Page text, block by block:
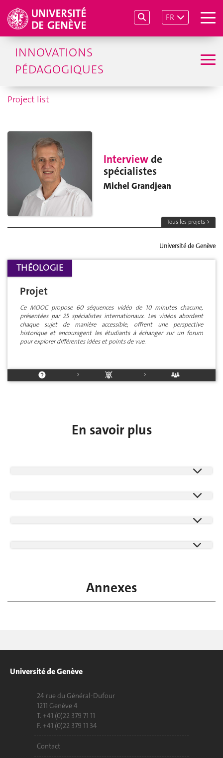
FR
INNOVATIONS
PÉDAGOGIQUES
Project list
Interviewde
spécialistes
Michel Grandjean
Tous les projets >
Université de Genève
THÉOLOGIE
Projet
Ce MOOC propose 60 séquences vidéo de 10 minutes chacune,
présentées par 25 spécialistes internationaux. Les vidéos abordent
chaque sujet de manière accessible, offrent une perspective
historique et encouragent les étudiants à échanger sur un forum
pour explorer différentes idées et points de vue.
> >
En savoir plus
Annexes
Université de Genève
24 rue du Général-Dufour
1211 Genève 4
T. +41 (0)22 379 71 11
F. +41 (0)22 379 11 34
Contact